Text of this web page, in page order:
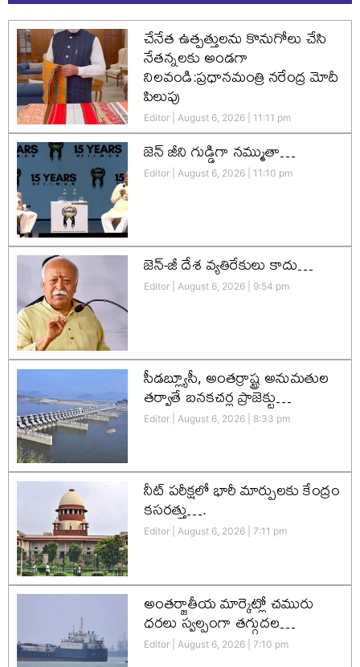
చేనేత ఉత్పత్తులను కొనుగోలు చేసి
నేతన్నలకు అండగా
నిలవండి:ప్రధానమంత్రి నరేంద్ర మోదీ
పిలుపు
Editor August 6, 2026 11:11 pm
జెన్‌ జీని గుడ్డిగా నమ్ముతా…
Editor August 6, 2026 11:10 pm
జెన్-జీ దేశ వ్యతిరేకులు కాదు…
Editor August 6, 2026 9:54 pm
సీడబ్ల్యూసీ, అంతర్రాష్ట్ర అనుమతుల
తర్వాతే బనకచర్ల ప్రాజెక్టు…
Editor August 6, 2026 8:33 pm
నీట్ పరీక్షలో భారీ మార్పులకు కేంద్రం
కసరత్తు….
Editor August 6, 2026 7:11 pm
అంతర్జాతీయ మార్కెట్లో చమురు
ధరలు స్వల్పంగా తగ్గుదల…
Editor August 6, 2026 7:10 pm